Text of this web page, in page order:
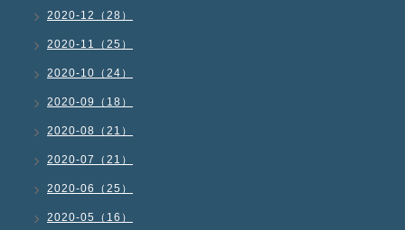
2020-12（28）
2020-11（25）
2020-10（24）
2020-09（18）
2020-08（21）
2020-07（21）
2020-06（25）
2020-05（16）